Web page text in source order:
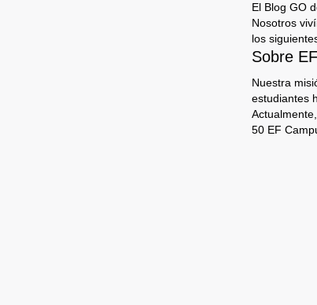
El Blog GO
Nosotros
los
Sobre
Nuestra
estudiantes
50 EF